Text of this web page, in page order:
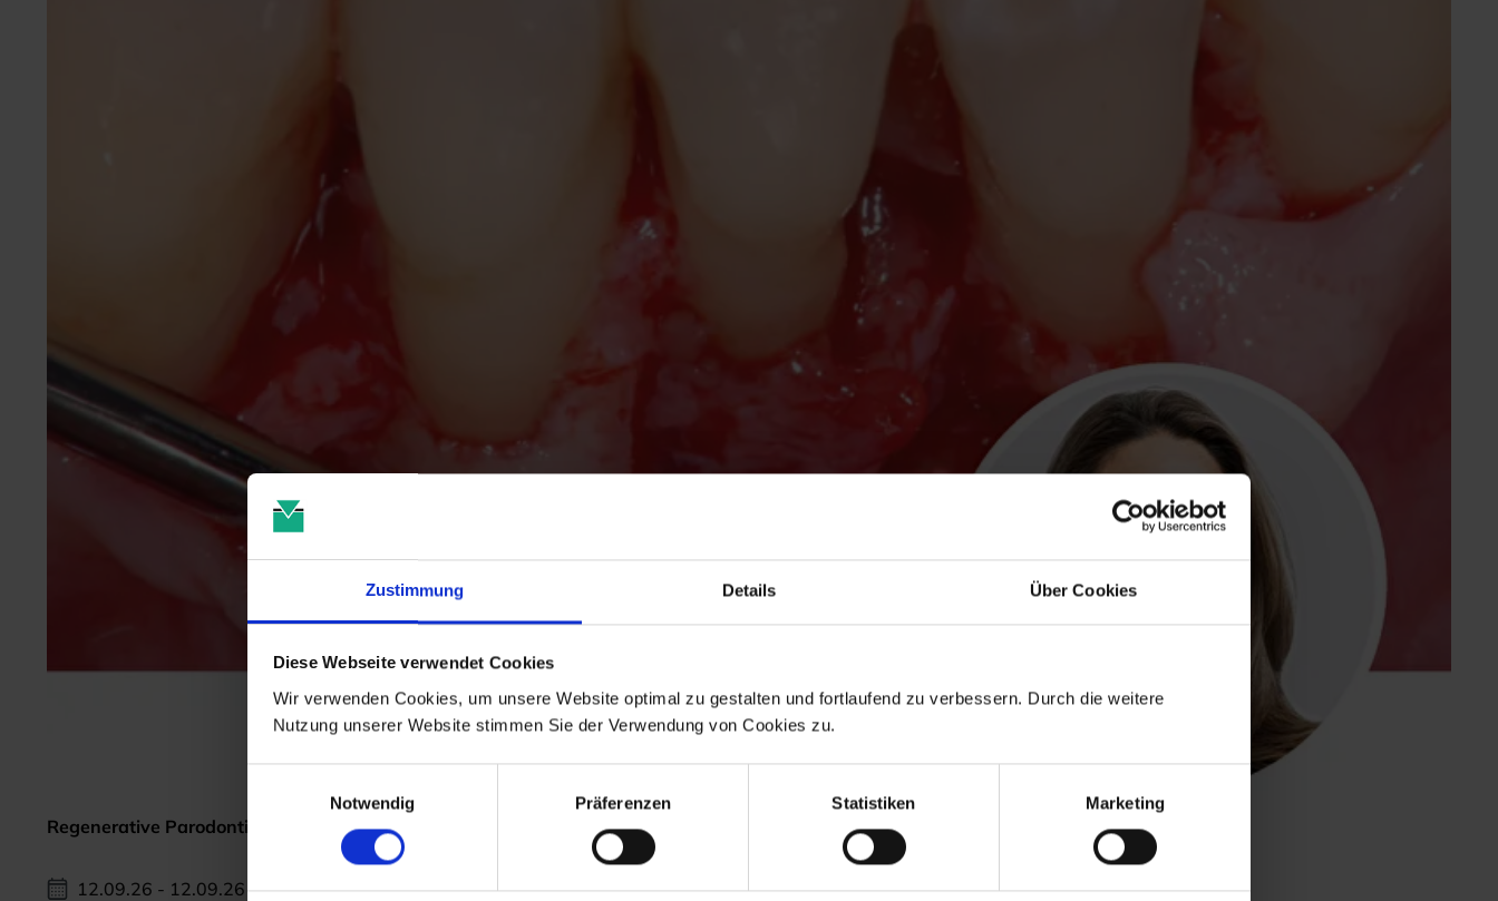
Zustimmung Details Über Cookies
Diese Webseite verwendet Cookies
Wir verwenden Cookies, um unsere Website optimal zu gestalten und fortlaufend zu verbessern. Durch die weitere
Nutzung unserer Website stimmen Sie der Verwendung von Cookies zu.
Notwendig
Präferenzen Statistiken Marketing
Regenerative Parodontitis-Therapie
12.09.26 - 12.09.26